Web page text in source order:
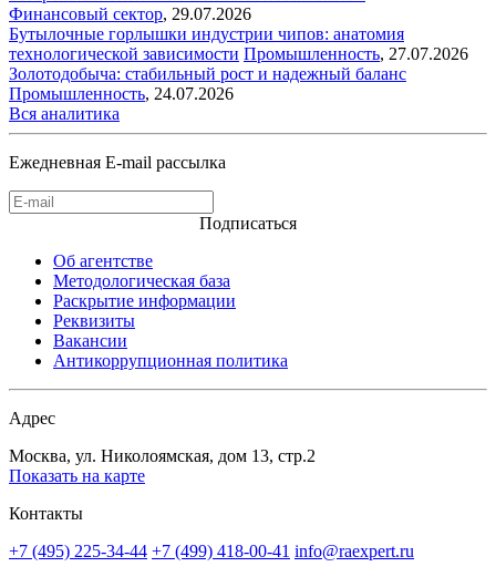
Финансовый сектор, 29.07.2026
Бутылочные горлышки индустрии чипов: анатомия
технологической зависимости Промышленность, 27.07.2026
Золотодобыча: стабильный рост и надежный баланс
Промышленность, 24.07.2026
Вся аналитика
Ежедневная E-mail рассылка
Подписаться
Об агентстве
Методологическая база
Раскрытие информации
Реквизиты
Вакансии
Антикоррупционная политика
Адрес
Москва, ул. Николоямская, дом 13, стр.2
Показать на карте
Контакты
+7 (495) 225-34-44 +7 (499) 418-00-41 info@raexpert.ru